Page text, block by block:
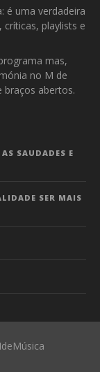
é uma verdadeira
playlists e
mas,
no M de
braços abertos.
SAUDADES E
SER MAIS